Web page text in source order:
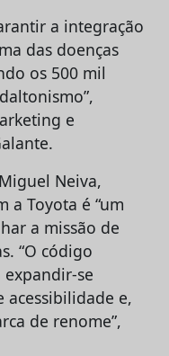
a integração
das doenças
os 500 mil
e
Neiva,
a Toyota é “um
a missão de
“O código
expandir-se
acessibilidade e,
de renome”,